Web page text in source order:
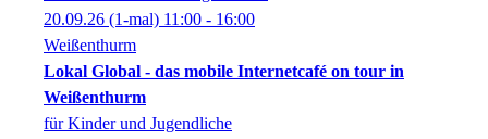
20.09.26 (1-mal) 11:00 - 16:00
Weißenthurm
Lokal Global - das mobile Internetcafé on tour in
Weißenthurm
für Kinder und Jugendliche